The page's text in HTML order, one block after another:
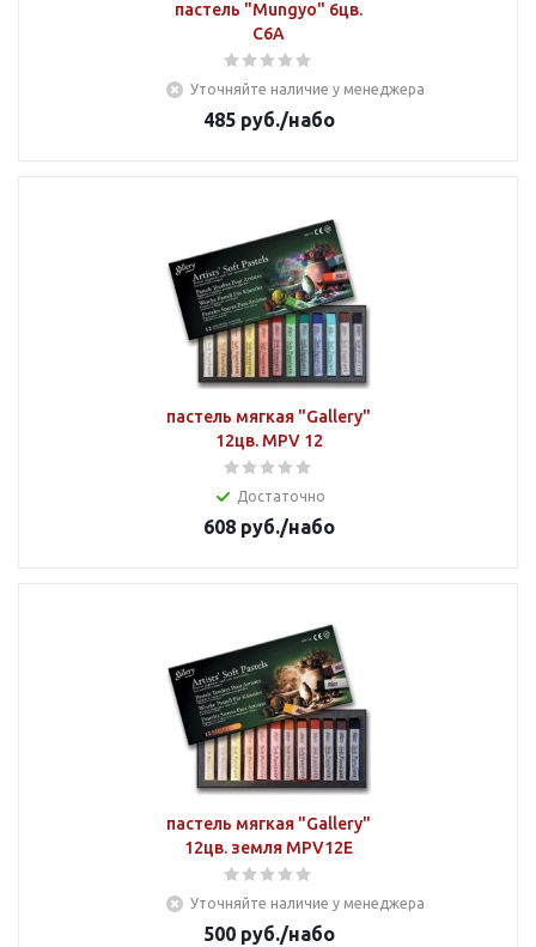
пастель "Mungyo" 6цв.
C6A
Уточняйте наличие у менеджера
485руб./набо
пастель мягкая "Gallery"
12цв. MPV 12
Достаточно
608руб./набо
пастель мягкая "Gallery"
12цв. земля MPV12E
Уточняйте наличие у менеджера
500руб./набо